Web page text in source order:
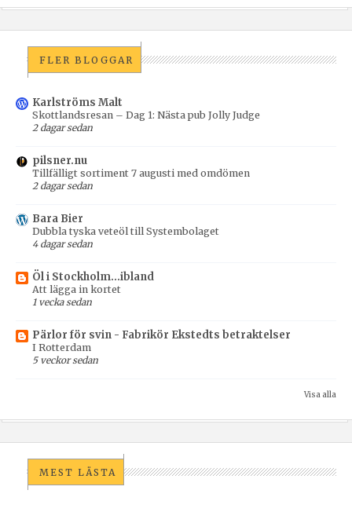
FLER BLOGGAR
Karlströms Malt
Skottlandsresan – Dag 1: Nästa pub Jolly Judge
2 dagar sedan
pilsner.nu
Tillfälligt sortiment 7 augusti med omdömen
2 dagar sedan
Bara Bier
Dubbla tyska veteöl till Systembolaget
4 dagar sedan
Öl i Stockholm...ibland
Att lägga in kortet
1 vecka sedan
Pärlor för svin - Fabrikör Ekstedts betraktelser
I Rotterdam
5 veckor sedan
Visa alla
MEST LÄSTA